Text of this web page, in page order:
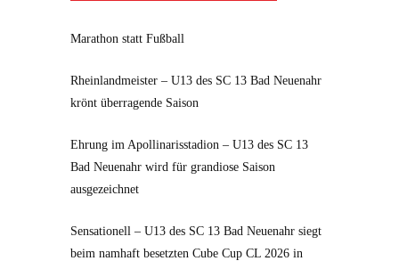
Marathon statt Fußball
Rheinlandmeister – U13 des SC 13 Bad Neuenahr
krönt überragende Saison
Ehrung im Apollinarisstadion – U13 des SC 13
Bad Neuenahr wird für grandiose Saison
ausgezeichnet
Sensationell – U13 des SC 13 Bad Neuenahr siegt
beim namhaft besetzten Cube Cup CL 2026 in